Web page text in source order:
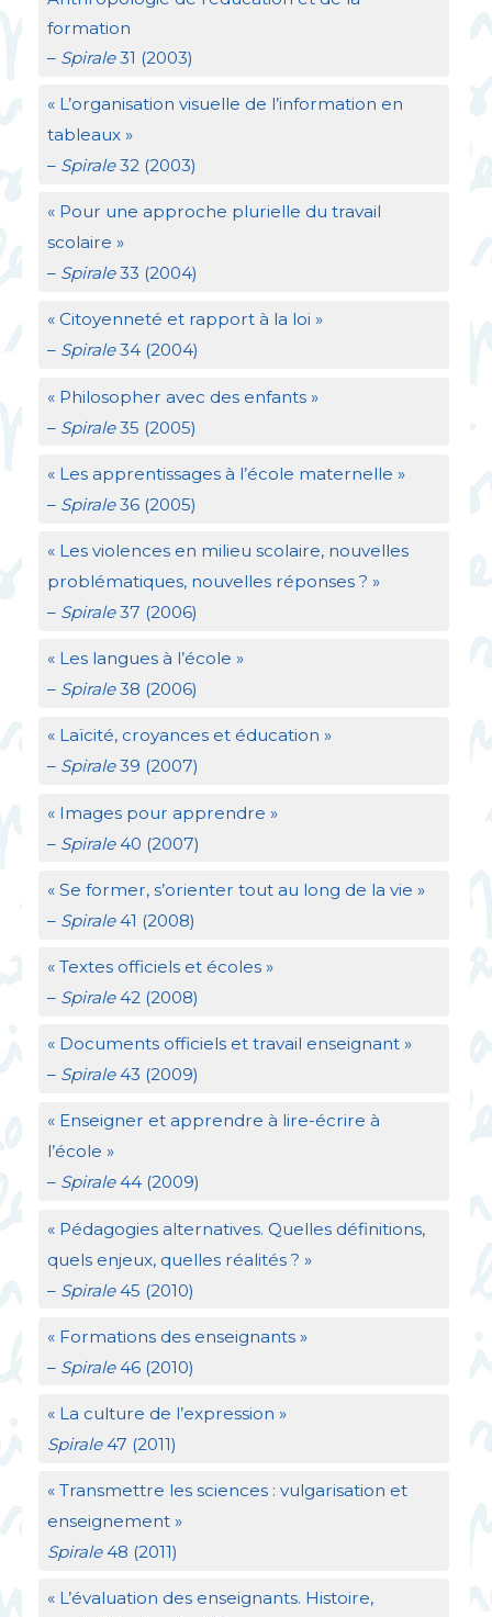
formation
– Spirale31 (2003)
« L’organisation visuelle de l’information en
tableaux »
– Spirale32 (2003)
« Pour une approche plurielle du travail
scolaire »
– Spirale33 (2004)
« Citoyenneté et rapport à la loi »
– Spirale34 (2004)
« Philosopher avec des enfants »
– Spirale35 (2005)
« Les apprentissages à l’école maternelle »
– Spirale36 (2005)
« Les violences en milieu scolaire, nouvelles
problématiques, nouvelles réponses ? »
– Spirale37 (2006)
« Les langues à l’école »
– Spirale38 (2006)
« Laïcité, croyances et éducation »
– Spirale39 (2007)
« Images pour apprendre »
– Spirale40 (2007)
« Se former, s’orienter tout au long de la vie »
– Spirale41 (2008)
« Textes officiels et écoles »
– Spirale42 (2008)
« Documents officiels et travail enseignant »
– Spirale43 (2009)
« Enseigner et apprendre à lire-écrire à
l’école »
– Spirale44 (2009)
« Pédagogies alternatives. Quelles définitions,
quels enjeux, quelles réalités ? »
– Spirale45 (2010)
« Formations des enseignants »
– Spirale46 (2010)
« La culture de l’expression »
Spirale47 (2011)
« Transmettre les sciences : vulgarisation et
enseignement »
Spirale48 (2011)
« L’évaluation des enseignants. Histoire,